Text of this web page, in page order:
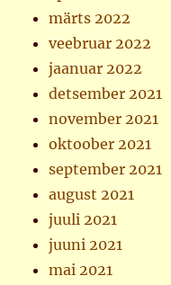
märts 2022
veebruar 2022
jaanuar 2022
detsember 2021
november 2021
oktoober 2021
september 2021
august 2021
juuli 2021
juuni 2021
mai 2021